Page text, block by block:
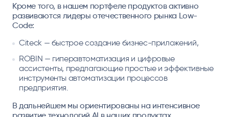
Кроме того, в нашем портфеле продуктов активно
развиваются лидеры отечественного рынка Low-
Code:
Citeck — быстрое создание бизнес-приложений,
ROBIN — гиперавтоматизация и цифровые
ассистенты, предлагающие простые и эффективные
инструменты автоматизации процессов
предприятия.
В дальнейшем мы ориентированы на интенсивное
развитие технологий AI в наших продуктах,